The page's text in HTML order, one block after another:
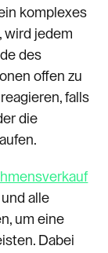
komplexes
wird jedem
des
offen zu
falls
die
alle
um eine
Dabei